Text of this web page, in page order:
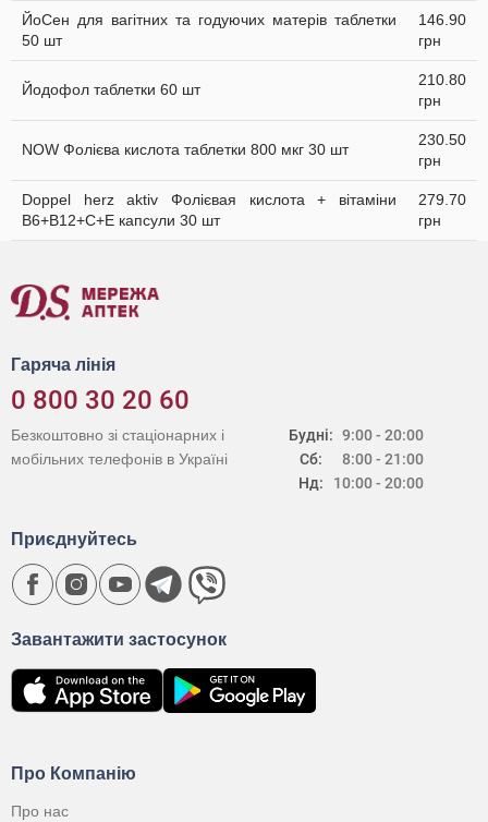
ЙоСен для вагітних та годуючих матерів таблетки
50 шт
146.90
грн
Йодофол таблетки 60 шт
210.80
грн
NOW Фолієва кислота таблетки 800 мкг 30 шт
230.50
грн
Doppel herz aktiv Фолієвая кислота + вітаміни
B6+B12+C+E капсули 30 шт
279.70
грн
Гаряча лінія
0 800 30 20 60
Будні:
Сб:
Нд:
9:00 - 20:00
8:00 - 21:00
10:00 - 20:00
Безкоштовно зі стаціонарних і
мобільних телефонів в Україні
Про Компанію
Про нас
Завантажити застосунок
Приєднуйтесь